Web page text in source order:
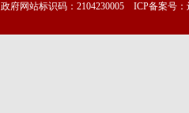
政府网站标识码：2104230005 ICP备案号：